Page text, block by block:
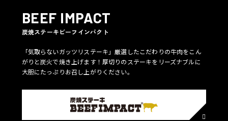
BEEF IMPACT
炭焼ステーキビーフインパクト
「気取らないガッツリステーキ」厳選したこだわりの牛肉をこん
がりと炭火で焼き上げます！厚切りのステーキをリーズナブルに
大胆にたっぷりお召し上がりください。